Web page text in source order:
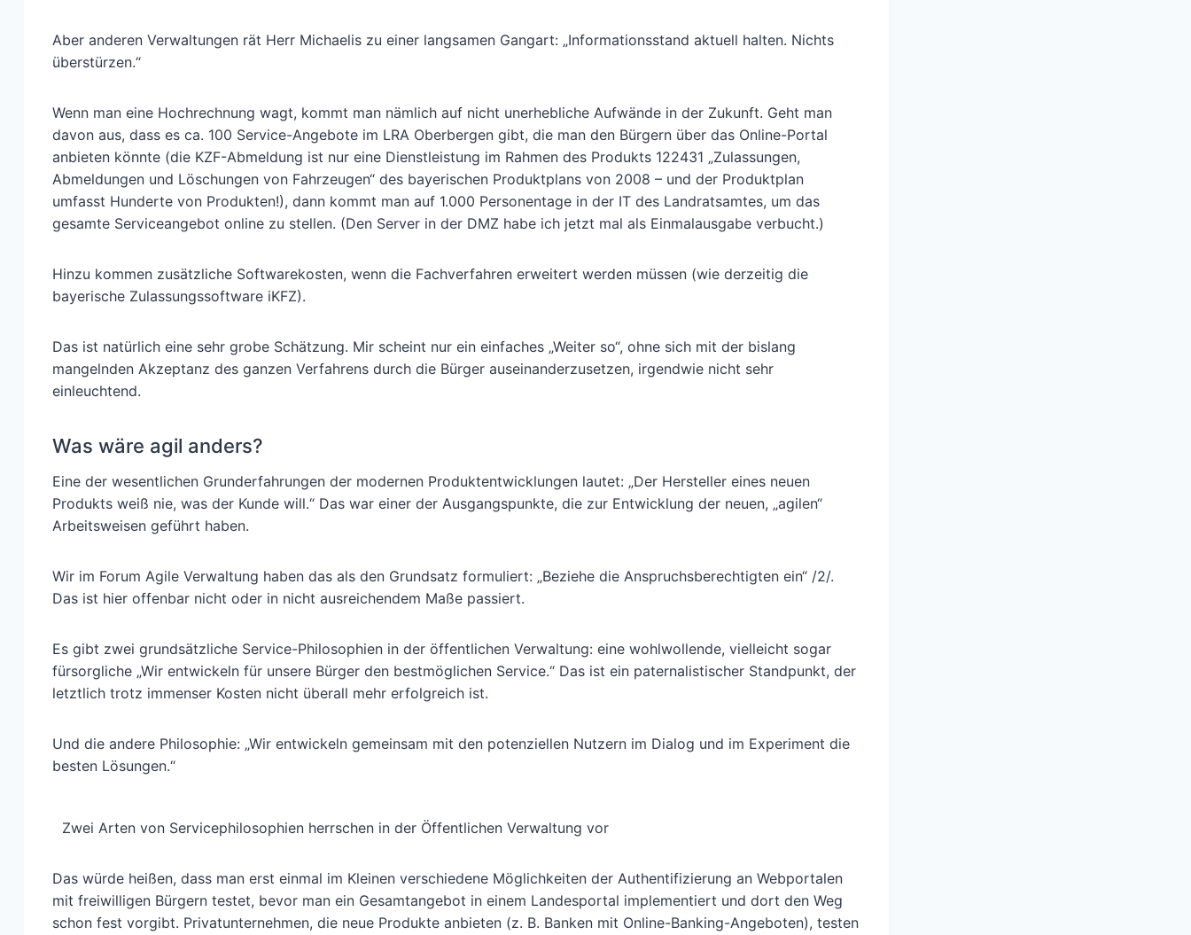
Aber anderen Verwaltungen rät Herr Michaelis zu einer langsamen Gangart: „Informationsstand aktuell halten. Nichts
überstürzen.“
Wenn man eine Hochrechnung wagt, kommt man nämlich auf nicht unerhebliche Aufwände in der Zukunft. Geht man
davon aus, dass es ca. 100 Service-Angebote im LRA Oberbergen gibt, die man den Bürgern über das Online-Portal
anbieten könnte (die KZF-Abmeldung ist nur eine Dienstleistung im Rahmen des Produkts 122431 „Zulassungen,
Abmeldungen und Löschungen von Fahrzeugen“ des bayerischen Produktplans von 2008 – und der Produktplan
umfasst Hunderte von Produkten!), dann kommt man auf 1.000 Personentage in der IT des Landratsamtes, um das
gesamte Serviceangebot online zu stellen. (Den Server in der DMZ habe ich jetzt mal als Einmalausgabe verbucht.)
Hinzu kommen zusätzliche Softwarekosten, wenn die Fachverfahren erweitert werden müssen (wie derzeitig die
bayerische Zulassungssoftware iKFZ).
Das ist natürlich eine sehr grobe Schätzung. Mir scheint nur ein einfaches „Weiter so“, ohne sich mit der bislang
mangelnden Akzeptanz des ganzen Verfahrens durch die Bürger auseinanderzusetzen, irgendwie nicht sehr
einleuchtend.
Was wäre agil anders?
Eine der wesentlichen Grunderfahrungen der modernen Produktentwicklungen lautet: „Der Hersteller eines neuen
Produkts weiß nie, was der Kunde will.“ Das war einer der Ausgangspunkte, die zur Entwicklung der neuen, „agilen“
Arbeitsweisen geführt haben.
Wir im Forum Agile Verwaltung haben das als den Grundsatz formuliert: „Beziehe die Anspruchsberechtigten ein“ /2/.
Das ist hier offenbar nicht oder in nicht ausreichendem Maße passiert.
Es gibt zwei grundsätzliche Service-Philosophien in der öffentlichen Verwaltung: eine wohlwollende, vielleicht sogar
fürsorgliche „Wir entwickeln für unsere Bürger den bestmöglichen Service.“ Das ist ein paternalistischer Standpunkt, der
letztlich trotz immenser Kosten nicht überall mehr erfolgreich ist.
Und die andere Philosophie: „Wir entwickeln gemeinsam mit den potenziellen Nutzern im Dialog und im Experiment die
besten Lösungen.“
Zwei Arten von Servicephilosophien herrschen in der Öffentlichen Verwaltung vor
Das würde heißen, dass man erst einmal im Kleinen verschiedene Möglichkeiten der Authentifizierung an Webportalen
mit freiwilligen Bürgern testet, bevor man ein Gesamtangebot in einem Landesportal implementiert und dort den Weg
schon fest vorgibt. Privatunternehmen, die neue Produkte anbieten (z. B. Banken mit Online-Banking-Angeboten), testen